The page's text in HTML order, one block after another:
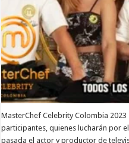
MasterChef Celebrity Colombia
participantes, quienes lucharán por
pasada el actor y productor de